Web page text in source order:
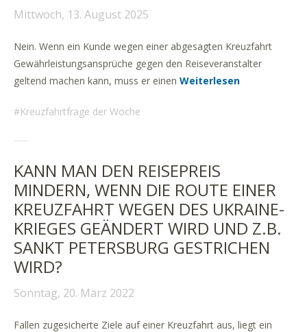
Mittwoch, 13. August 2025
Nein. Wenn ein Kunde wegen einer abgesagten Kreuzfahrt
Gewährleistungsansprüche gegen den Reiseveranstalter
geltend machen kann, muss er einen Weiterlesen
Kreuzfahrtfrage der Woche
KANN MAN DEN REISEPREIS
MINDERN, WENN DIE ROUTE EINER
KREUZFAHRT WEGEN DES UKRAINE-
KRIEGES GEÄNDERT WIRD UND Z.B.
SANKT PETERSBURG GESTRICHEN
WIRD?
Sonntag, 20. März 2022
Fallen zugesicherte Ziele auf einer Kreuzfahrt aus, liegt ein